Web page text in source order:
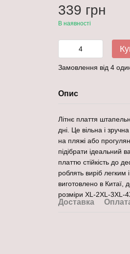
339 грн
В наявності
Замовлення від 4
Опис
Літнє плаття
дні. Це вільна і
на пляжі або
підібрати ідеальний
платтю стійкість до
роблять виріб
виготовлено в Китаї,
розміри XL-2XL-3XL-
Доставка